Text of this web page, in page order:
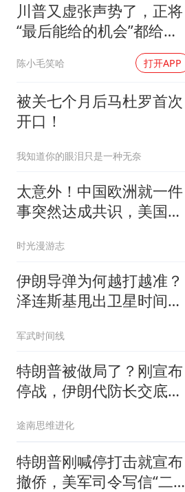
川普又虚张声势了，正将
“最后能给的机会”都给伊
陈小毛笑哈 打开APP
被关七个月后马杜罗首次
开口！
我知道你的眼泪只是一种无奈
太意外！中国欧洲就一件
事突然达成共识，美国这
时光漫游志
伊朗导弹为何越打越准？
泽连斯基甩出卫星时间
京
军武时间线
特朗普被做局了？刚宣布
停战，伊朗代防长交底，
途南思维进化
特朗普刚喊停打击就宣布
撤侨，美军司令写信“二选